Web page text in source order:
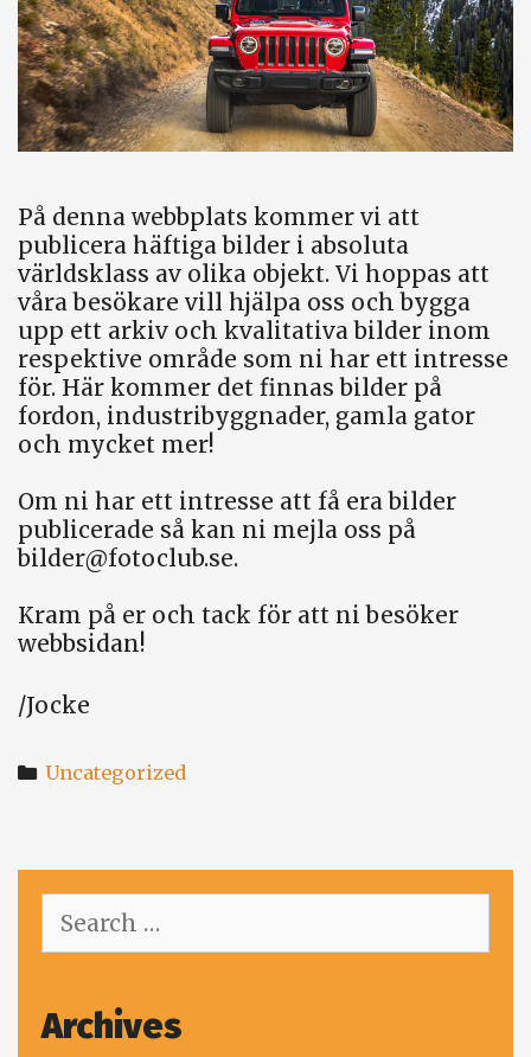
På denna webbplats kommer vi att
publicera häftiga bilder i absoluta
världsklass av olika objekt. Vi hoppas att
våra besökare vill hjälpa oss och bygga
upp ett arkiv och kvalitativa bilder inom
respektive område som ni har ett intresse
för. Här kommer det finnas bilder på
fordon, industribyggnader, gamla gator
och mycket mer!
Om ni har ett intresse att få era bilder
publicerade så kan ni mejla oss på
bilder@fotoclub.se.
Kram på er och tack för att ni besöker
webbsidan!
/Jocke
Categories
Uncategorized
for:
Archives